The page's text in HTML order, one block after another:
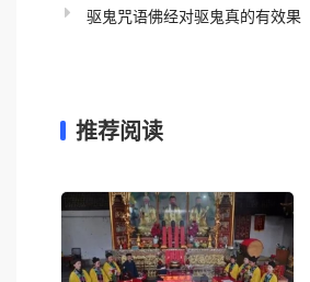
驱鬼咒语佛经对驱鬼真的有效果
推荐阅读